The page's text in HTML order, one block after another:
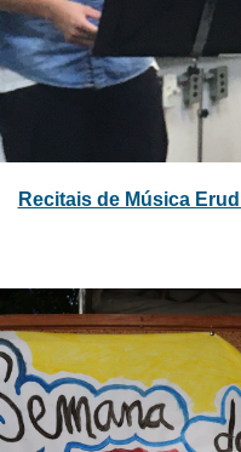
Recitais de Música